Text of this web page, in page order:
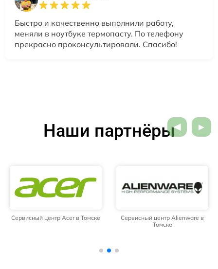
Быстро и качественно выполнили работу,
меняли в ноутбуке термопасту. По телефону
прекрасно проконсультировали. Спасибо!
Наши партнёры
Сервисный центр Acer в Томске
Сервисный центр Alienware в
Томске